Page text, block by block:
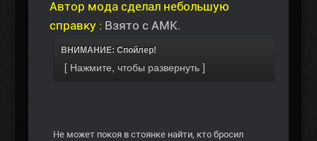
Автор мода сделал небольшую
справку : Взято с АМК.
ВНИМАНИЕ: Спойлер!
Не может покоя в стоянке найти, кто бросил